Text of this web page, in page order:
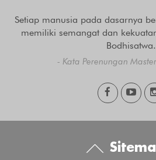
Setiap manusia pada dasarnya
memiliki semangat dan
Bodhisatwa.
- Kata Perenungan